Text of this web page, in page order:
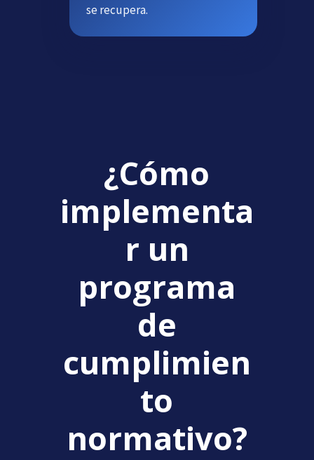
se recupera.
¿Cómo
implementa
r un
programa
de
cumplimien
to
normativo?